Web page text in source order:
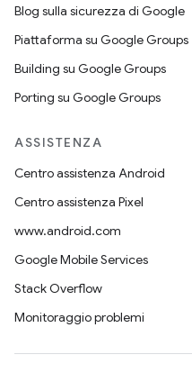
Blog sulla sicurezza di Google
Piattaforma su Google Groups
Building su Google Groups
Porting su Google Groups
ASSISTENZA
Centro assistenza Android
Centro assistenza Pixel
www.android.com
Google Mobile Services
Stack Overflow
Monitoraggio problemi